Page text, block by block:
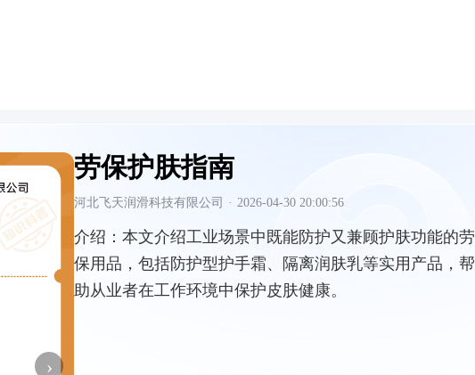
›
劳保护肤指南
河北飞天润滑科技有限公司 · 2026-04-30 20:00:56
介绍： 本文介绍工业场景中既能防护又兼顾护肤功能的劳
保用品，包括防护型护手霜、隔离润肤乳等实用产品，帮
助从业者在工作环境中保护皮肤健康。